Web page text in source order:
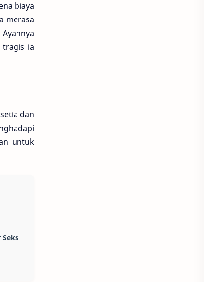
biaya
merasa
tragis ia
dan
untuk
Seks